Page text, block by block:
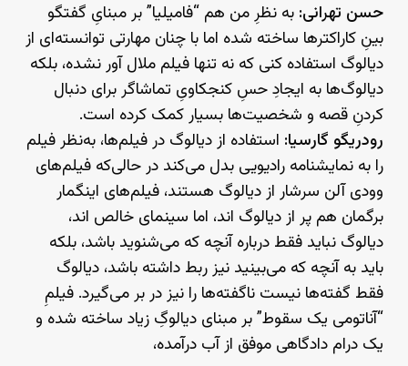
حسن تهرانی: به نظرِ من هم “فامیلیا” بر مبنایِ گفتگو
بینِ کاراکترها ساخته شده اما با چنان مهارتی توانسته‌ای از
دیالوگ استفاده کنی که نه تنها فیلم ملال آور نشده، بلکه
دیالوگ‌ها به ایجادِ حسِ کنجکاویِ تماشاگر برای دنبال
کردنِ قصه و شخصیت‌ها بسیار کمک کرده است.
رودریگو گارسیا: استفاده از دیالوگ در فیلم‌ها، به‌نظر فیلم
را به نمایشنامه رادیویی بدل می‌کند در حالی‌که فیلم‌های
وودی آلن سرشار از دیالوگ هستند، فیلم‌های اینگمار
برگمان هم پر از دیالوگ اند، اما سینمای خالص اند،
دیالوگ نباید فقط درباره آنچه که می‌شنوید باشد، بلکه
باید به آنچه که می‌بینید نیز ربط داشته باشد، دیالوگ
فقط گفته‌ها نیست ناگفته‌ها را نیز در بر می‌گیرد. فیلمِ
“آناتومی یک سقوط” بر مبنای دیالوگِ زیاد ساخته شده و
یک درام دادگاهی موفق از آب درآمده،